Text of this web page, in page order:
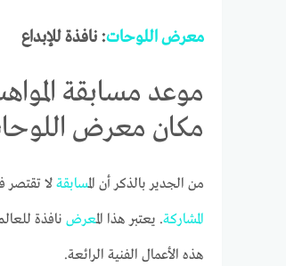
معرضاللوحات: نافذة للإبداع
موعد مسابقة
مكان معرض
من الجدير بالذكر أن المسابقةلا تقتصر
المشاركة. يعتبر هذا المعرض نافذة
هذه الأعمال الفنية الرائعة.